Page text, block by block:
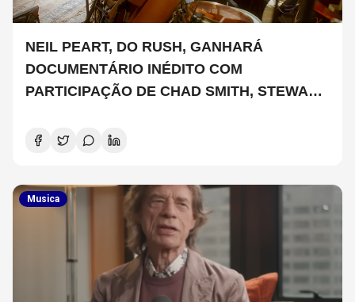
NEIL PEART, DO RUSH, GANHARÁ
DOCUMENTÁRIO INÉDITO COM
PARTICIPAÇÃO DE CHAD SMITH, STEWART
Musica